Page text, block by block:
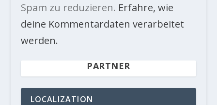
Spam zu reduzieren. Erfahre, wie
deine Kommentardaten verarbeitet
werden.
PARTNER
LOCALIZATION